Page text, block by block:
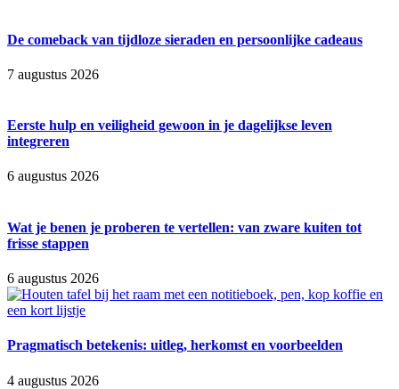
De comeback van tijdloze sieraden en persoonlijke cadeaus
7 augustus 2026
Eerste hulp en veiligheid gewoon in je dagelijkse leven
integreren
6 augustus 2026
Wat je benen je proberen te vertellen: van zware kuiten tot
frisse stappen
6 augustus 2026
Pragmatisch betekenis: uitleg, herkomst en voorbeelden
4 augustus 2026